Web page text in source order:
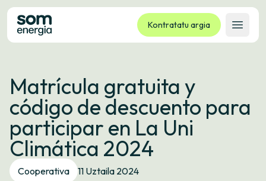
Kontratatu argia
Ireki
Tarifak
Zerbitzuak
Enpresak
Kooperatiba
Kontaktua
Izapideak
Matrícula gratuita y
código de descuento para
participar en La Uni
Climática 2024
Cooperativa 11 Uztaila 2024